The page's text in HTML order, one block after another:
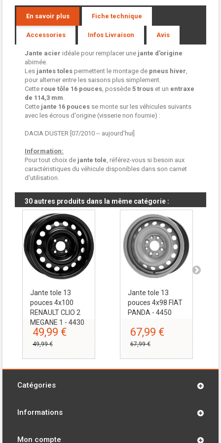
En savoir plus Fiche technique
Accessories Infos Livraison Avis
Jante acier idéale pour remplacer une jante d'origine
abimée.
Les jantes toles permettent le montage de pneus hiver,
pour alterner entre les saisons plus simplement.
Cette roue tôle 16 pouces, possède 5 trous et un entraxe
de 114,3 mm.
Cette jante 16 pouces se monte sur les véhicules suivants
avec les écrous d'origine (visserie non fournie) :
DACIA DUSTER [07/2010 -- aujourd'hui]
Information:
Pour tout choix de jante tole, référez-vous si besoin aux
caractéristiques du véhicule disponibles dans son carnet
d'utilisation.
30 autres produits dans la même catégorie :
Jante tole 13
pouces 4x100
RENAULT CLIO 2
MEGANE 1 - 4430
49,99 €
49,99 €
Jante tole 13
pouces 4x98 FIAT
PANDA - 4450
67,99 €
67,99 €
Catégories
Informations
Mon compte